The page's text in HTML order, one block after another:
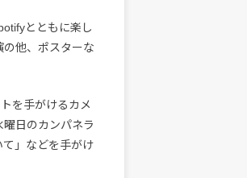
とともに楽し
他、ポスターな
を手がけるカメ
日のカンパネラ
」などを手がけ